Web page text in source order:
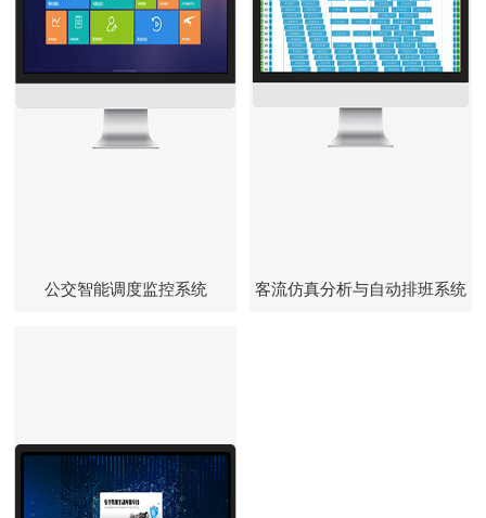
公交智能调度监控系统 客流仿真分析与自动排班系统